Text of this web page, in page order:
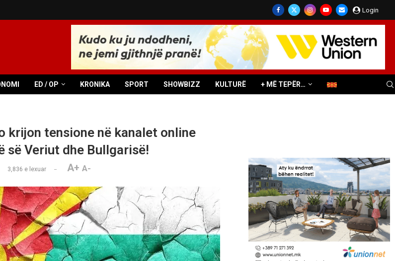
Login
ED / OP KRONIKA SPORT SHOWBIZZ KULTURË + MË TEPËR…
krijon tensione në kanalet online
së Veriut dhe Bullgarisë!
3,836 e lexuar A+ A-